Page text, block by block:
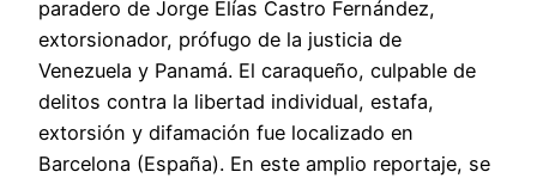
paradero de Jorge Elías Castro Fernández,
extorsionador, prófugo de la justicia de
Venezuela y Panamá. El caraqueño, culpable de
delitos contra la libertad individual, estafa,
extorsión y difamación fue localizado en
Barcelona (España). En este amplio reportaje, se